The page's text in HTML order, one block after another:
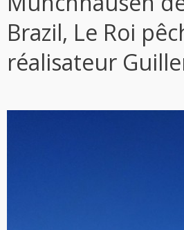
Brazil, Le Roi
réalisateur